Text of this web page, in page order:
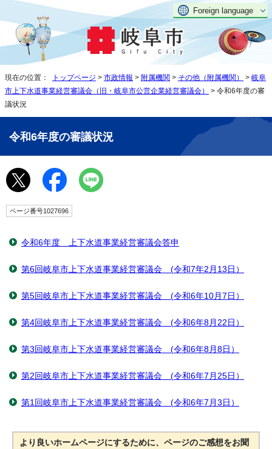
Foreign language
現在の位置： トップページ > 市政情報 > 附属機関 > その他（附属機関） > 岐阜
市上下水道事業経営審議会（旧・岐阜市公営企業経営審議会）
> 令和6年度の審
議状況
令和6年度の審議状況
ページ番号1027696
令和6年度 上下水道事業経営審議会答申
第6回岐阜市上下水道事業経営審議会 (令和7年2月13日）
第5回岐阜市上下水道事業経営審議会 (令和6年10月7日）
第4回岐阜市上下水道事業経営審議会 (令和6年8月22日）
第3回岐阜市上下水道事業経営審議会 (令和6年8月8日）
第2回岐阜市上下水道事業経営審議会 (令和6年7月25日）
第1回岐阜市上下水道事業経営審議会 (令和6年7月3日）
より良いホームページにするために、ページのご感想をお聞